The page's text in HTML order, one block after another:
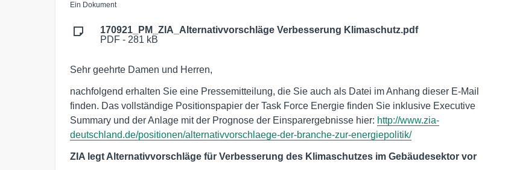
Ein Dokument
170921_PM_ZIA_Alternativvorschläge Verbesserung Klimaschutz.pdf
PDF - 281 kB
Sehr geehrte Damen und Herren,
nachfolgend erhalten Sie eine Pressemitteilung, die Sie auch als Datei im Anhang dieser E-Mail
finden. Das vollständige Positionspapier der Task Force Energie finden Sie inklusive Executive
Summary und der Anlage mit der Prognose der Einsparergebnisse hier: http://www.zia-
deutschland.de/positionen/alternativvorschlaege-der-branche-zur-energiepolitik/
ZIA legt Alternativvorschläge für Verbesserung des Klimaschutzes im Gebäudesektor vor